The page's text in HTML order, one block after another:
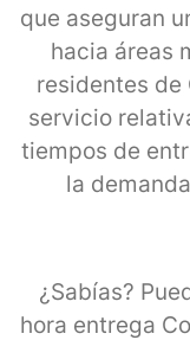
que aseguran
hacia áreas
residentes de
servicio
tiempos de
la
¿Sabías?
hora entrega